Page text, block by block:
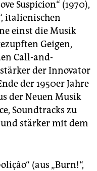
Suspicion“ (1970),
italienischen
einst die Musik
Geigen,
Call-and-
der Innovator
der 1950er Jahre
der Neuen Musik
Soundtracks zu
stärker mit dem
(aus „Burn!“,